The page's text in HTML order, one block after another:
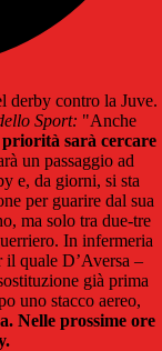
derby contro la Juve.
Sport: "Anche
priorità sarà cercare
un passaggio ad
e, da giorni, si sta
per guarire dal sua
ma solo tra due-tre
In infermeria
il quale D’Aversa –
già prima
uno stacco aereo,
Nelle prossime ore